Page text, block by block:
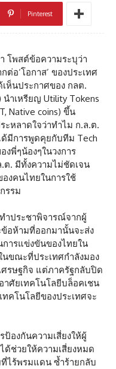
Pinterest
โพสต์ข้อความระบุว่า
อ‘โอกาส’ ของประเทศ
ห็นประกาศของ กลต.
นำเหรียญ Utility Tokens
Native coins) ขึ้น
หลาดใจว่าทำไม ก.ล.ต.
ด้มีการพูดคุยกับทีม Tech
พี่ๆน้องๆในวงการ
ต. มีทั้งความไม่ชัดเจน
งคนไทยในการใช้
รรม
ำประชาพิจารณ์จากผู้
อห้ามที่ออกมานั้นจะส่ง
ารแข่งขันของไทยใน
นขณะที่ประเทศกำลังมอง
ศรษฐกิจ แต่ภาครัฐกลับปิด
ศัยเทคโนโลยีบล็อคเชน
คโนโลยีของประเทศจะ
ป้องกันความเสี่ยงให้ผู้
ด้ช่วยให้ความเสี่ยงหมด
ที่ไร้พรมแดน ซ้ำร้ายกลับ